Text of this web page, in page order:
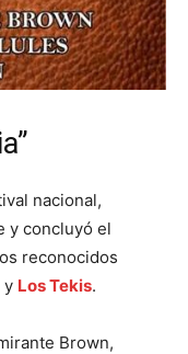
nacional,
y concluyó el
reconocidos
y Los Tekis.
Brown,